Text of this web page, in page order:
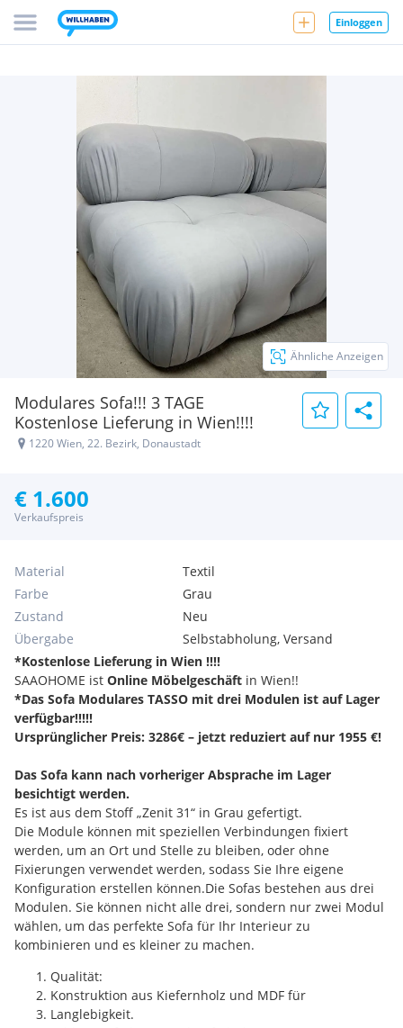
Einloggen
Modulares Sofa!!! 3 TAGE
Kostenlose Lieferung in Wien!!!!
1220 Wien, 22. Bezirk, Donaustadt
Ähnliche Anzeigen
€ 1.600
Verkaufspreis
Material
Textil
Farbe
Grau
Zustand
Neu
Übergabe
Selbstabholung, Versand
*Kostenlose Lieferung in Wien !!!!
SAAOHOME ist Online Möbelgeschäft in Wien!!
*Das Sofa Modulares TASSO mit drei Modulen ist auf Lager
verfügbar!!!!!
Ursprünglicher Preis: 3286€ – jetzt reduziert auf nur 1955 €!
Das Sofa kann nach vorheriger Absprache im Lager
besichtigt werden.
Es ist aus dem Stoff „Zenit 31“ in Grau gefertigt.
Die Module können mit speziellen Verbindungen fixiert
werden, um an Ort und Stelle zu bleiben, oder ohne
Fixierungen verwendet werden, sodass Sie Ihre eigene
Konfiguration erstellen können.Die Sofas bestehen aus drei
Modulen. Sie können nicht alle drei, sondern nur zwei Modul
wählen, um das perfekte Sofa für Ihr Interieur zu
kombinieren und es kleiner zu machen.
Qualität:
Konstruktion aus Kiefernholz und MDF für
Langlebigkeit.